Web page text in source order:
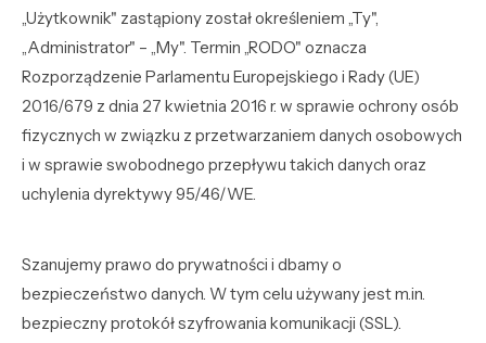
„Użytkownik" zastąpiony został określeniem „Ty",
„Administrator" – „My". Termin „RODO" oznacza
Rozporządzenie Parlamentu Europejskiego i Rady (UE)
2016/679 z dnia 27 kwietnia 2016 r. w sprawie ochrony osób
fizycznych w związku z przetwarzaniem danych osobowych
i w sprawie swobodnego przepływu takich danych oraz
uchylenia dyrektywy 95/46/WE.
Szanujemy prawo do prywatności i dbamy o
bezpieczeństwo danych. W tym celu używany jest m.in.
bezpieczny protokół szyfrowania komunikacji (SSL).